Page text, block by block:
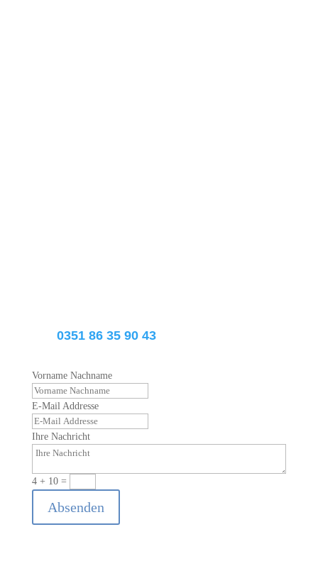
0351 86 35 90 43
Vorname Nachname
E-Mail Addresse
Ihre Nachricht
4 + 10=
Absenden